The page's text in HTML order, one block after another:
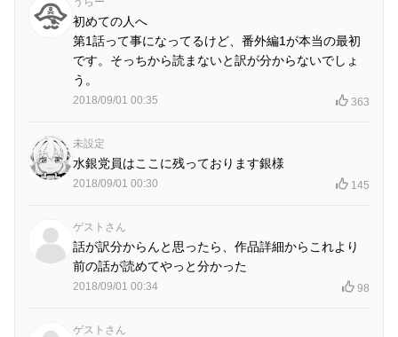
初めての人へ
第1話って事になってるけど、番外編1が本当の最初
です。そっちから読まないと訳が分からないでしょ
う。
2018/09/01 00:35 363
未設定
水銀党員はここに残っております銀様
2018/09/01 00:30 145
ゲストさん
話が訳分からんと思ったら、作品詳細からこれより
前の話が読めてやっと分かった
2018/09/01 00:34 98
ゲストさん